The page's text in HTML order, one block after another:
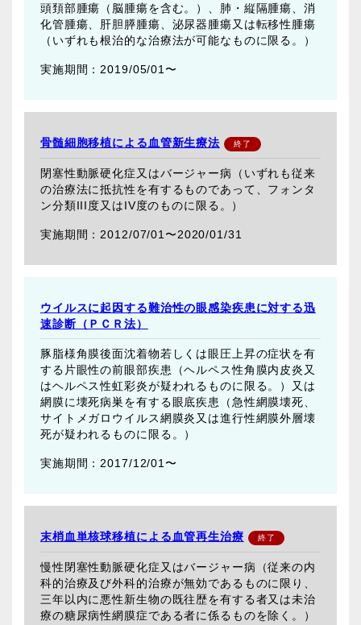
頭頚部腫瘍（脳腫瘍を含む。）、肺・縦隔腫瘍、消
化管腫瘍、肝胆膵腫瘍、泌尿器腫瘍又は転移性腫瘍
（いずれも根治的な治療法が可能なものに限る。）
2019/05/01〜
骨髄細胞移植による血管新生療法
閉塞性動脈硬化症又はバージャー病（いずれも従来
の治療法に抵抗性を有するものであって、フォンタ
ン分類III度又はIV度のものに限る。）
2012/07/01〜2020/01/31
ウイルスに起因する難治性の眼感染疾患に対する迅
速診断（ＰＣＲ法）
豚脂様角膜後面沈着物若しくは眼圧上昇の症状を有
する片眼性の前眼部疾患（ヘルペス性角膜内皮炎又
はヘルペス性虹彩炎が疑われるものに限る。）又は
網膜に壊死病巣を有する眼底疾患（急性網膜壊死、
サイトメガロウイルス網膜炎又は進行性網膜外層壊
死が疑われるものに限る。）
2017/12/01〜
末梢血単核球移植による血管再生治療
慢性閉塞性動脈硬化症又はバージャー病（従来の内
科的治療及び外科的治療が無効であるものに限り、
三年以内に悪性新生物の既往歴を有する者又は未治
療の糖尿病性網膜症である者に係るものを除く。）